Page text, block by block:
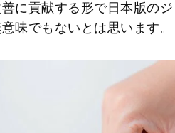
に貢献する形で日本版の
味でもないとは思います。